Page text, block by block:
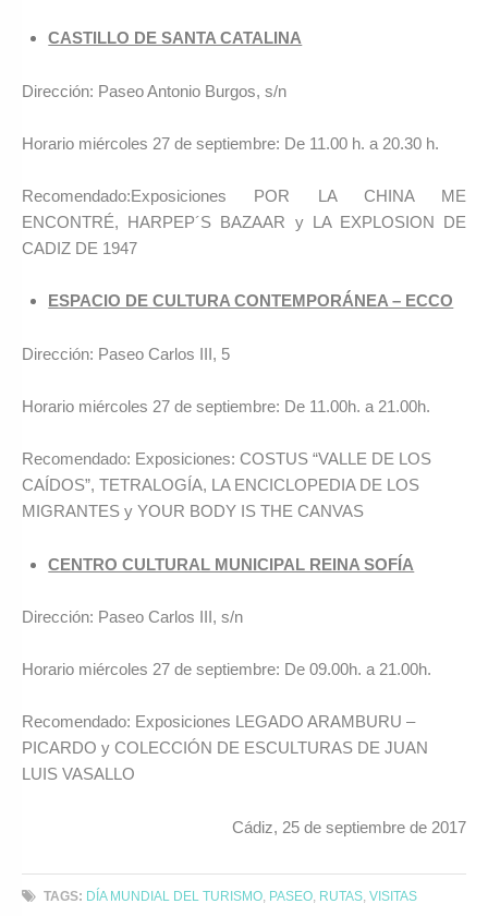
CASTILLO DE SANTA CATALINA
Dirección: Paseo Antonio Burgos, s/n
Horario miércoles 27 de septiembre: De 11.00 h. a 20.30 h.
Recomendado:Exposiciones POR LA CHINA ME
ENCONTRÉ, HARPEP´S BAZAAR y LA EXPLOSION DE
CADIZ DE 1947
ESPACIO DE CULTURA CONTEMPORÁNEA – ECCO
Dirección: Paseo Carlos III, 5
Horario miércoles 27 de septiembre: De 11.00h. a 21.00h.
Recomendado: Exposiciones: COSTUS “VALLE DE LOS
CAÍDOS”, TETRALOGÍA, LA ENCICLOPEDIA DE LOS
MIGRANTES y YOUR BODY IS THE CANVAS
CENTRO CULTURAL MUNICIPAL REINA SOFÍA
Dirección: Paseo Carlos III, s/n
Horario miércoles 27 de septiembre: De 09.00h. a 21.00h.
Recomendado: Exposiciones LEGADO ARAMBURU –
PICARDO y COLECCIÓN DE ESCULTURAS DE JUAN
LUIS VASALLO
Cádiz, 25 de septiembre de 2017
TAGS: DÍA MUNDIAL DEL TURISMO PASEO RUTAS ,VISITAS